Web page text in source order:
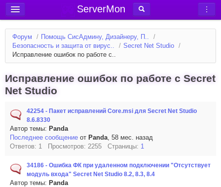
ServerMon
Добавить сервер
Мониторинг серверов
Новости
Блог
Статьи
Форум
Вход в аккаунт
Форум / Помощь СисАдмину, Дизайнеру, П..
/
Безопасность и защита от вирус..
/ Secret Net Studio /
Исправление ошибок по работе с..
Исправление ошибок по работе с Secret
Net Studio
42254 - Пакет исправлений Core.msi для Secret Net Studio
8.6.8330
Автор темы: Panda
Последнее сообщение от Panda, 58 мес. назад
Ответов: 1 Просмотров: 2255 Страницы: 1
34186 - Ошибка ФК при удаленном подключении "Отсутствует
модуль входа" Secret Net Studio 8.2, 8.3, 8.4
Автор темы: Panda